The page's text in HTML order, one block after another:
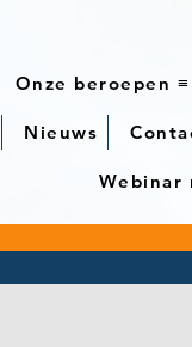
Onze beroepen ≡
Nieuws
Webinar